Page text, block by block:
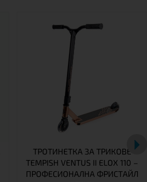
ТРОТИНЕТКА ЗА ТРИКОВЕ
TEMPISH VENTUS II ELOX 110 –
ПРОФЕСИОНАЛНА ФРИСТАЙЛ